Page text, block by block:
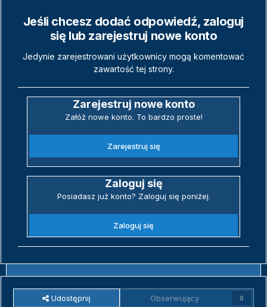
Jeśli chcesz dodać odpowiedź, zaloguj
się lub zarejestruj nowe konto
Jedynie zarejestrowani użytkownicy mogą komentować
zawartość tej strony.
Zarejestruj nowe konto
Załóż nowe konto. To bardzo proste!
Zarejestruj się
Zaloguj się
Posiadasz już konto? Zaloguj się poniżej.
Zaloguj się
Udostępnij Obserwujący 0